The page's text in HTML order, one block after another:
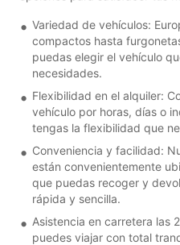
Variedad de vehículos:
compactos hasta
puedas elegir el vehículo
necesidades.
Flexibilidad en el alquiler:
vehículo por horas, días o
tengas la flexibilidad que
Conveniencia y facilidad:
están convenientemente
que puedas recoger y
rápida y sencilla.
Asistencia en carretera las
puedes viajar con total